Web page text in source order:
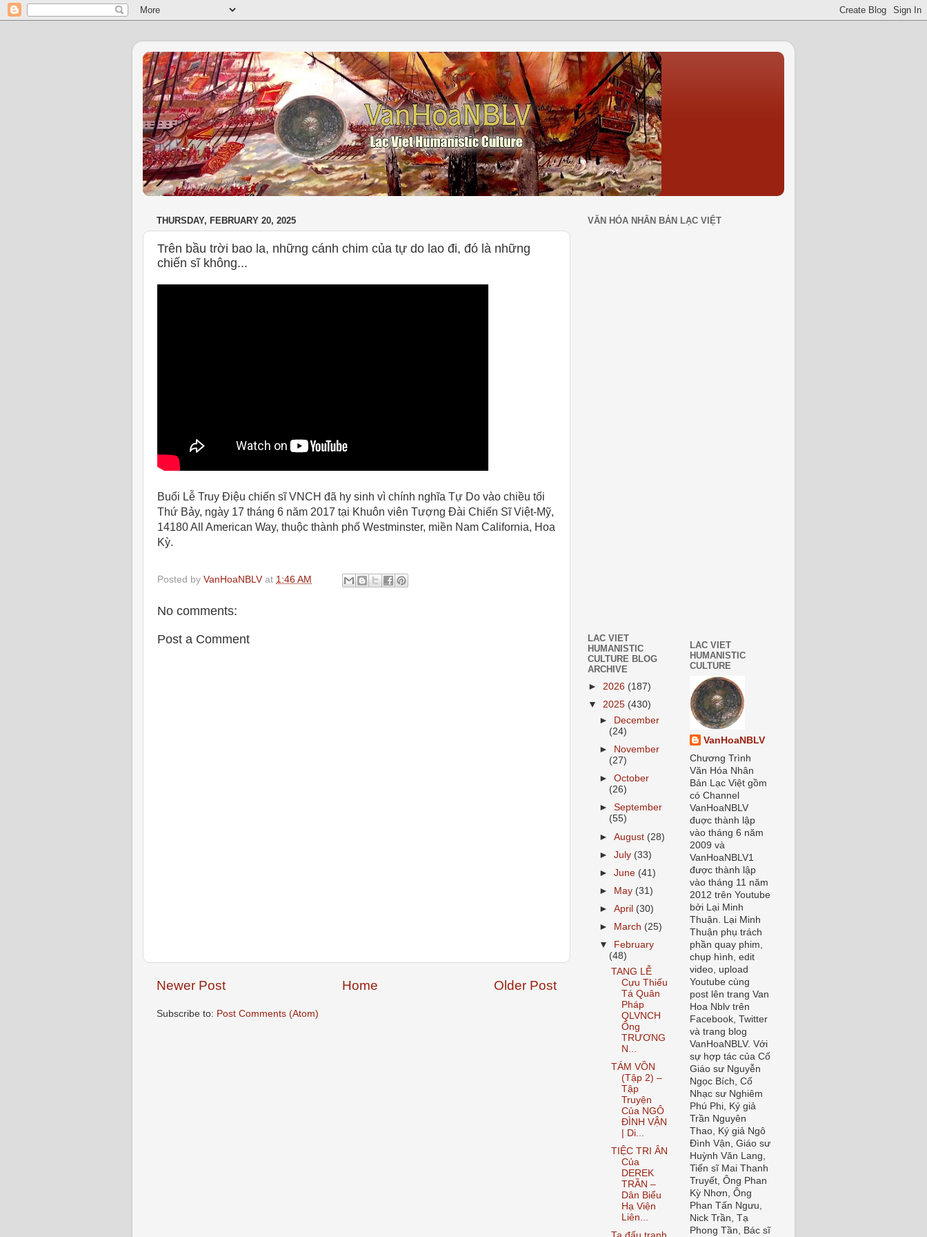
THURSDAY, FEBRUARY 20, 2025
Trên bầu trời bao la, những cánh chim của tự do lao đi, đó là những
chiến sĩ không...
Buổi Lễ Truy Điệu chiến sĩ VNCH đã hy sinh vì chính nghĩa Tự Do vào chiều tối
Thứ Bảy, ngày 17 tháng 6 năm 2017 tại Khuôn viên Tượng Đài Chiến Sĩ Việt-Mỹ,
14180 All American Way, thuộc thành phố Westminster, miền Nam California, Hoa
Kỳ.
Posted by VanHoaNBLV at 1:46 AM
No comments:
Post a Comment
Newer Post Older Post
Home
Subscribe to: Post Comments (Atom)
VĂN HÓA NHÂN BẢN LẠC VIỆT
LAC VIET
HUMANISTIC
CULTURE BLOG
ARCHIVE
► 2026 (187)
▼ 2025 (430)
►
December
(24)
►
November
(27)
►October
(26)
►September
(55)
►August (28)
►July (33)
►June (41)
►
May (31)
►April (30)
►
March (25)
▼
February
(48)
TANG LỄ
Cựu Thiếu
Tá Quân
Pháp
QLVNCH
Ông
TRƯƠNG
N...
TÁM VỒN
(Tập 2) –
Tập
Truyện
Của NGÔ
ĐÌNH VẬN
| Di...
TIỆC TRI ÂN
Của
DEREK
TRẦN –
Dân Biểu
Hạ Viện
Liên...
LAC VIET
HUMANISTIC
CULTURE
VanHoaNBLV
Chương Trình
Văn Hóa Nhân
Bản Lạc Việt gồm
có Channel
VanHoaNBLV
đuợc thành lập
vào tháng 6 năm
2009 và
VanHoaNBLV1
được thành lập
vào tháng 11 năm
2012 trên Youtube
bởi Lại Minh
Thuận. Lại Minh
Thuận phụ trách
phần quay phim,
chụp hình, edit
video, upload
Youtube cùng
post lên trang Van
Hoa Nblv trên
Facebook, Twitter
và trang blog
VanHoaNBLV. Với
sự hợp tác của Cố
Giáo sư Nguyễn
Ngọc Bích, Cố
Nhạc sư Nghiêm
Phú Phi, Ký giả
Trần Nguyên
Thao, Ký giả Ngô
Đình Vận, Giáo sư
Huỳnh Văn Lang,
Tiến sĩ Mai Thanh
Truyết, Ông Phan
Kỳ Nhơn, Ông
Phan Tấn Ngưu,
Nick Trần, Tạ
Phong Tần, Bác sĩ